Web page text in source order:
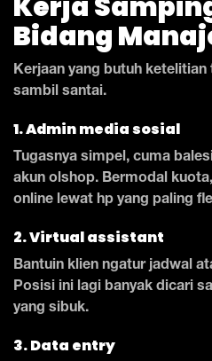
Bidang
Kerjaan yang butuh
sambil santai.
1. Admin media sosial
Tugasnya simpel, cuma
akun olshop. Bermodal
online lewat hp yang paling
2. Virtual assistant
Bantuin klien ngatur jadwal
Posisi ini lagi banyak dicari
yang sibuk.
3. Data entry